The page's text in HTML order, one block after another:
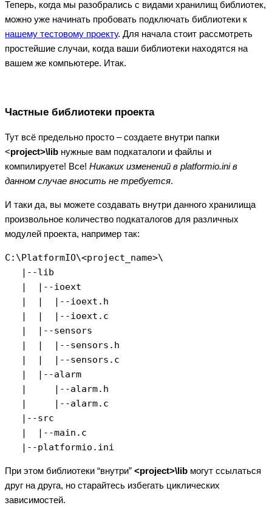
Теперь, когда мы разобрались с видами хранилищ библиотек,
можно уже начинать пробовать подключать библиотеки к
нашему тестовому проекту. Для начала стоит рассмотреть
простейшие случаи, когда ваши библиотеки находятся на
вашем же компьютере. Итак.
Частные библиотеки проекта
Тут всё предельно просто – создаете внутри папки
<project>\lib нужные вам подкаталоги и файлы и
компилируете! Все! Никаких изменений в platformio.ini в
данном случае вносить не требуется.
И таки да, вы можете создавать внутри данного хранилища
произвольное количество подкаталогов для различных
модулей проекта, например так:
C:\PlatformIO\<project_name>\
   |--lib
   |  |--ioext
   |  |  |--ioext.h
   |  |  |--ioext.c
   |  |--sensors
   |  |  |--sensors.h
   |  |  |--sensors.c
   |  |--alarm
   |     |--alarm.h
   |     |--alarm.c
   |--src
   |  |--main.c
   |--platformio.ini
При этом библиотеки “внутри” <project>\lib могут ссылаться
друг на друга, но старайтесь избегать циклических
зависимостей.